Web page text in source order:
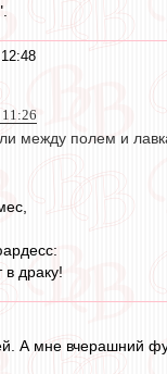
между полем и
в драку!
А мне вчерашний